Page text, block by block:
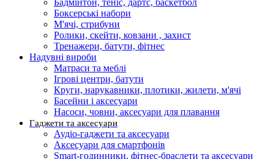
Бадмінтон, теніс, дартс, баскетбол
Боксерські набори
М'ячі, стрибуни
Ролики, скейти, ковзани , захист
Тренажери, батути, фітнес
Надувні вироби
Матраси та меблі
Ігрові центри, батути
Круги, нарукавники, плотики, жилети, м'ячі
Басейни і аксесуари
Насоси, човни, аксесуари для плавання
Гаджети та аксесуари
Аудіо-гаджети та аксесуари
Аксесуари для смартфонів
Smart-годинники, фітнес-браслети та аксесуари